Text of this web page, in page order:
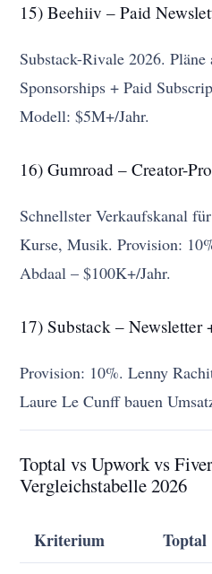
15) Beehiiv – Paid
Substack-Rivale 2026.
Sponsorships + Paid
Modell: $5M+/Jahr.
16) Gumroad – Creator-
Schnellster Verkaufskanal
Kurse, Musik. Provision:
Abdaal – $100K+/Jahr.
17) Substack – Newsletter
Provision: 10%. Lenny
Laure Le Cunff bauen
Toptal vs Upwork vs
Vergleichstabelle 2026
Kriterium Toptal